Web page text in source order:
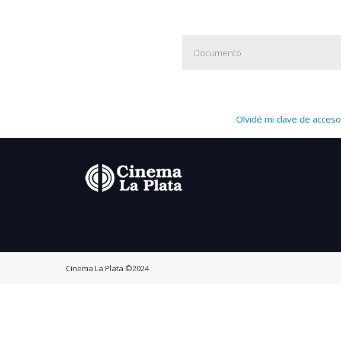
Olvidé mi clave de acceso
Cinema La Plata ©2024